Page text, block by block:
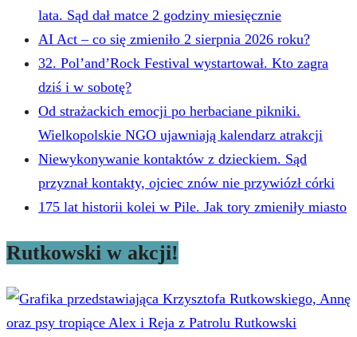
lata. Sąd dał matce 2 godziny miesięcznie
AI Act – co się zmieniło 2 sierpnia 2026 roku?
32. Pol’and’Rock Festival wystartował. Kto zagra
dziś i w sobotę?
Od strażackich emocji po herbaciane pikniki.
Wielkopolskie NGO ujawniają kalendarz atrakcji
Niewykonywanie kontaktów z dzieckiem. Sąd
przyznał kontakty, ojciec znów nie przywiózł córki
175 lat historii kolei w Pile. Jak tory zmieniły miasto
Rutkowski w akcji!